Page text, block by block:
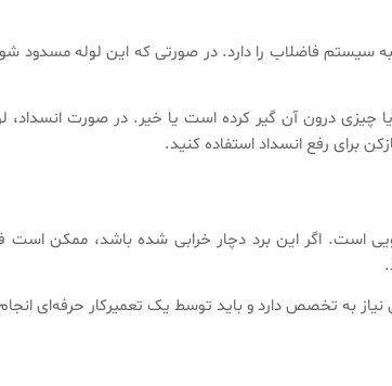
سیستم فاضلاب را دارد. در صورتی که این لوله مسدود
چیزی درون آن گیر کرده است یا خیر. در صورت انسداد،
برای رفع انسداد استفاده کنید.
است. اگر این برد دچار خرابی شده باشد، ممکن است
نیاز به تخصص دارد و باید توسط یک تعمیرکار حرفه‌ای